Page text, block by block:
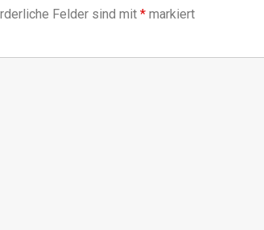
Felder sind mit * markiert